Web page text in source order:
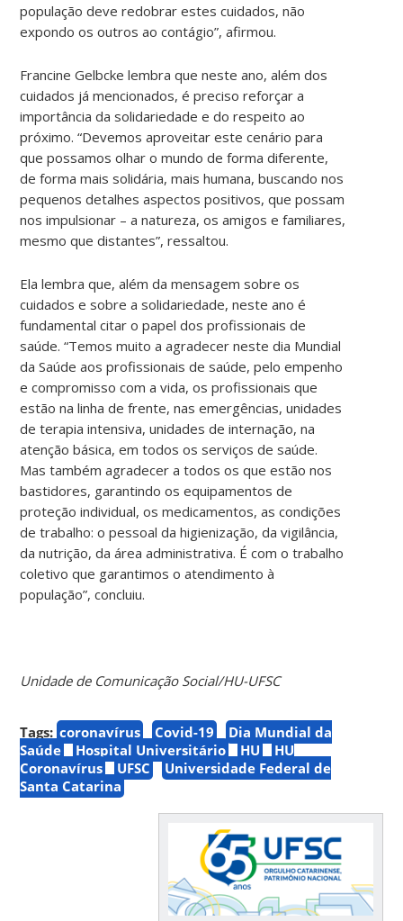
população deve redobrar estes cuidados, não
expondo os outros ao contágio”, afirmou.
Francine Gelbcke lembra que neste ano, além dos
cuidados já mencionados, é preciso reforçar a
importância da solidariedade e do respeito ao
próximo. “Devemos aproveitar este cenário para
que possamos olhar o mundo de forma diferente,
de forma mais solidária, mais humana, buscando nos
pequenos detalhes aspectos positivos, que possam
nos impulsionar – a natureza, os amigos e familiares,
mesmo que distantes”, ressaltou.
Ela lembra que, além da mensagem sobre os
cuidados e sobre a solidariedade, neste ano é
fundamental citar o papel dos profissionais de
saúde. “Temos muito a agradecer neste dia Mundial
da Saúde aos profissionais de saúde, pelo empenho
e compromisso com a vida, os profissionais que
estão na linha de frente, nas emergências, unidades
de terapia intensiva, unidades de internação, na
atenção básica, em todos os serviços de saúde.
Mas também agradecer a todos os que estão nos
bastidores, garantindo os equipamentos de
proteção individual, os medicamentos, as condições
de trabalho: o pessoal da higienização, da vigilância,
da nutrição, da área administrativa. É com o trabalho
coletivo que garantimos o atendimento à
população”, concluiu.
Unidade de Comunicação Social/HU-UFSC
Tags: coronavírus Covid-19
Dia Mundial da
Saúde
Hospital Universitário HU
HU
Coronavírus
UFSC
Universidade Federal de
Santa Catarina